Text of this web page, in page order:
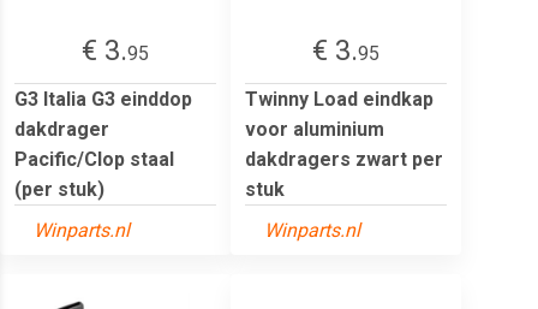
€ 3.95
G3 Italia G3 einddop
dakdrager
Pacific/Clop staal
(per stuk)
Winparts.nl
€ 3.95
Twinny Load eindkap
voor aluminium
dakdragers zwart per
stuk
Winparts.nl